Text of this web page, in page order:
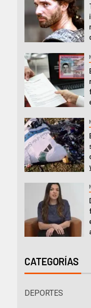
CATEGORÍAS
DEPORTES